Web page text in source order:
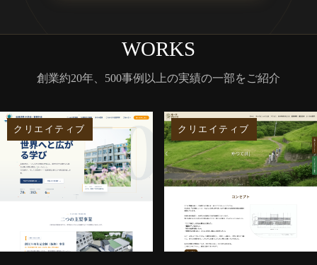
WORKS
創業約20年、500事例以上の実績の一部をご紹介
クリエイティブ クリエイティブ